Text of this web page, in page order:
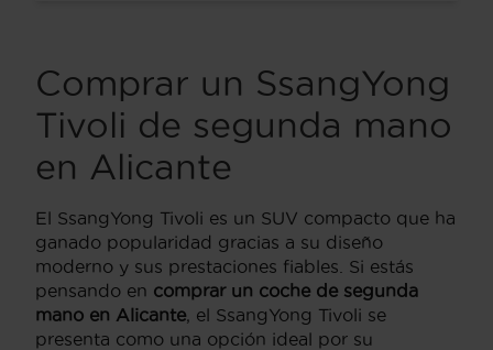
Comprar un SsangYong
Tivoli de segunda mano
en Alicante
El SsangYong Tivoli es un SUV compacto que ha
ganado popularidad gracias a su diseño
moderno y sus prestaciones fiables. Si estás
pensando en comprar un coche de segunda
mano en Alicante , el SsangYong Tivoli se
presenta como una opción ideal por su